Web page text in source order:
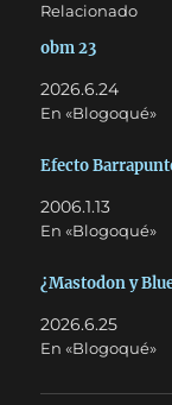
Relacionado
obm 23
2026.6.24
En «Blogoqué»
Efecto
2006.1.13
En «Blogoqué»
¿Mastodon y
2026.6.25
En «Blogoqué»